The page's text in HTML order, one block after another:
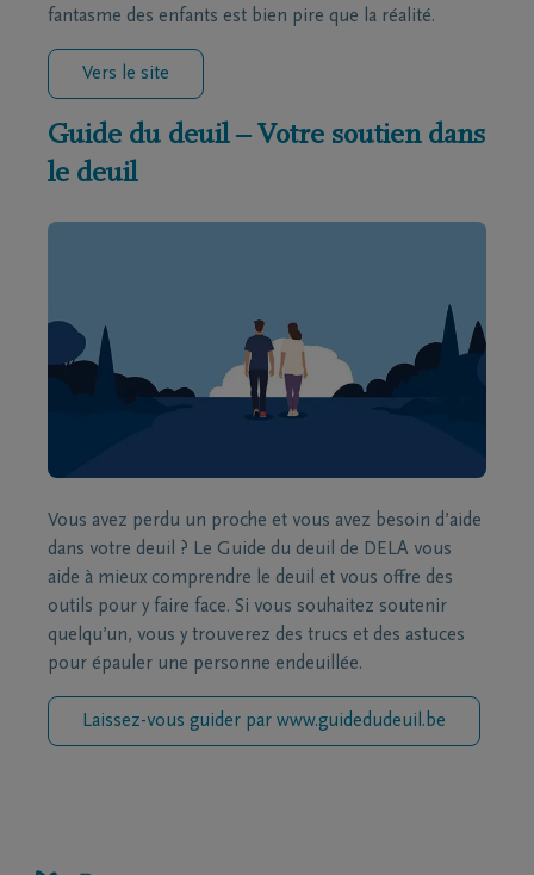
fantasme des enfants est bien pire que la réalité.
Vers le site
Guide du deuil – Votre soutien dans
le deuil
Vous avez perdu un proche et vous avez besoin d’aide
dans votre deuil ? Le Guide du deuil de DELA vous
aide à mieux comprendre le deuil et vous offre des
outils pour y faire face. Si vous souhaitez soutenir
quelqu’un, vous y trouverez des trucs et des astuces
pour épauler une personne endeuillée.
Laissez-vous guider par www.guidedudeuil.be